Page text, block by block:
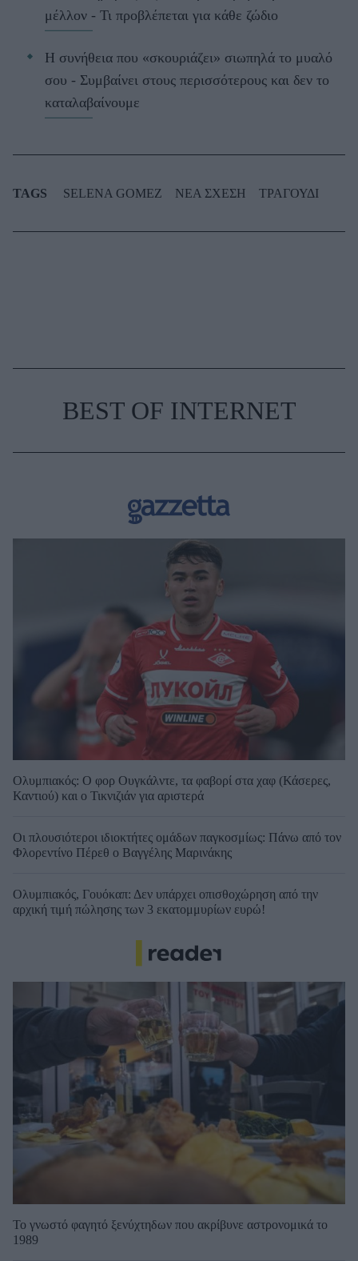
μέλλον - Τι προβλέπεται για κάθε ζώδιο
Η συνήθεια που «σκουριάζει» σιωπηλά το μυαλό
σου - Συμβαίνει στους περισσότερους και δεν το
καταλαβαίνουμε
TAGS SELENA GOMEZ ΝΕΑ ΣΧΕΣΗ ΤΡΑΓΟΥΔΙ
BEST OF INTERNET
Ολυμπιακός: Ο φορ Ουγκάλντε, τα φαβορί στα χαφ (Κάσερες,
Καντιού) και ο Τικνιζιάν για αριστερά
Οι πλουσιότεροι ιδιοκτήτες ομάδων παγκοσμίως: Πάνω από τον
Φλορεντίνο Πέρεθ ο Βαγγέλης Μαρινάκης
Ολυμπιακός, Γουόκαπ: Δεν υπάρχει οπισθοχώρηση από την
αρχική τιμή πώλησης των 3 εκατομμυρίων ευρώ!
Το γνωστό φαγητό ξενύχτηδων που ακρίβυνε αστρονομικά το
1989